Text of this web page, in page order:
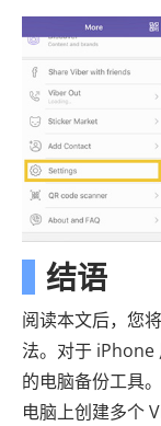
结语
阅读本文后，您
法。对于 iPhone
的电脑备份工具
电脑上创建多个